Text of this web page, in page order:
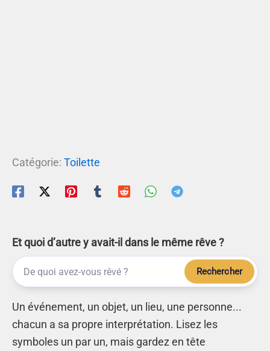
Catégorie: Toilette
Et quoi d’autre y avait-il dans le même rêve ?
Rechercher
Un événement, un objet, un lieu, une personne...
chacun a sa propre interprétation. Lisez les
symboles un par un, mais gardez en tête